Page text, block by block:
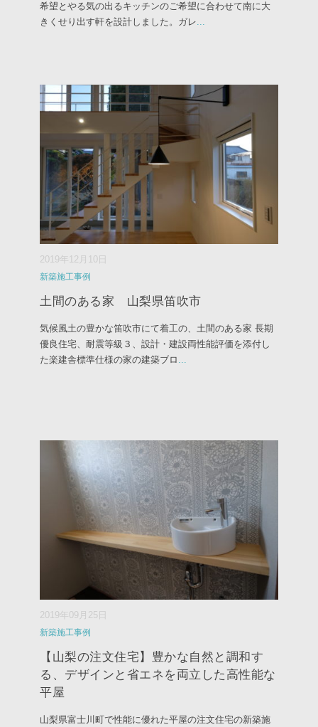
希望とやる気の出るキッチンのご希望に合わせて南に大
きくせり出す軒を設計しました。ガレ...
2019年12月10日
新築施工事例
土間のある家 山梨県笛吹市
気候風土の豊かな笛吹市にて着工の、土間のある家 長期
優良住宅、耐震等級３、設計・建設両性能評価を添付し
た楽建舎標準仕様の家の建築ブロ ...
2019年09月25日
新築施工事例
【山梨の注文住宅】豊かな自然と調和す
る、デザインと省エネを両立した高性能な
平屋
山梨県富士川町で性能に優れた平屋の注文住宅の新築施